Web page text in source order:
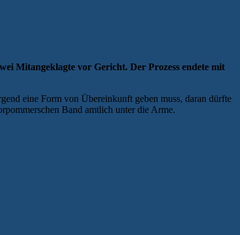
Mitangeklagte vor Gericht. Der Prozess endete mit
eine Form von Übereinkunft geben muss, daran dürfte
Band amtlich unter die Arme.